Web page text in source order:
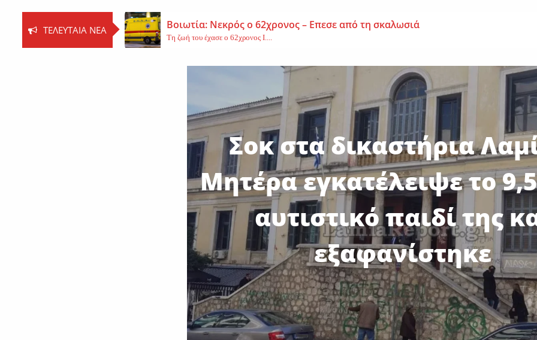
ΤΕΛΕΥΤΑΊΑ ΝΈΑ Βοιωτία: Νεκρός ο 62χρονος – Επεσε από τη σκαλωσιά
Τη ζωή του έχασε ο 62χρονος Ι....
Εφυγε από τη ζωή η μοναχή Ευπραξία (Κουκουλούδη)
Εκοιμήθη η μοναχή Ευπραξία (Κουκουλούδη), σε ηλικία...
Νέο εργατικό δυστύχημα-Νεκρός 59χρονος πατέρας τριών παιδιών
Τη ζωή του έχασε ένας 59χρονος εργάτης,...
Σοκ στα δικαστήρια
Μητέρα εγκατέλειψε το
αυτιστικό παιδί της
εξαφανίστηκε